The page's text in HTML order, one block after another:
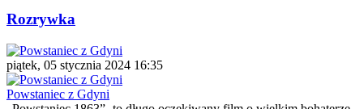
Rozrywka
piątek, 05 stycznia 2024 16:35
Powstaniec z Gdyni